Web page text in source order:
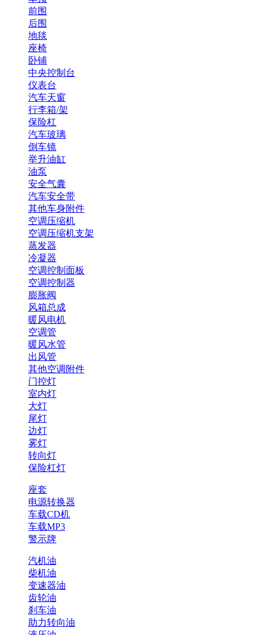
前围
后围
地毯
座椅
卧铺
中央控制台
仪表台
汽车天窗
行李箱/架
保险杠
汽车玻璃
倒车镜
举升油缸
油泵
安全气囊
汽车安全带
其他车身附件
空调压缩机
空调压缩机支架
蒸发器
冷凝器
空调控制面板
空调控制器
膨胀阀
风箱总成
暖风电机
空调管
暖风水管
出风管
其他空调附件
门控灯
室内灯
大灯
尾灯
边灯
雾灯
转向灯
保险杠灯
座套
电源转换器
车载CD机
车载MP3
警示牌
汽机油
柴机油
变速器油
齿轮油
刹车油
助力转向油